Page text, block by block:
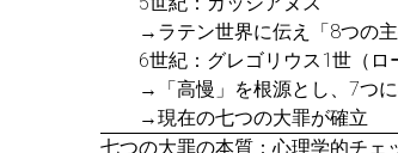
→ラテン世界に伝え「8つの
6世紀：グレゴリウス1世（ロ
→「高慢」を根源とし、7つ
→現在の七つの大罪が確立
七つの大罪の本質：心理学的チェ